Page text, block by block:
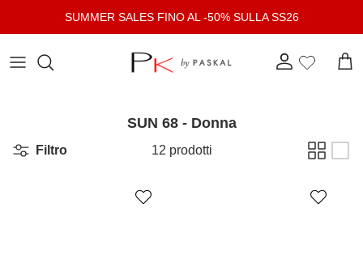
SUMMER SALES FINO AL -50% SULLA SS26
Account
SUN 68 - Donna
Filtro 12 prodotti